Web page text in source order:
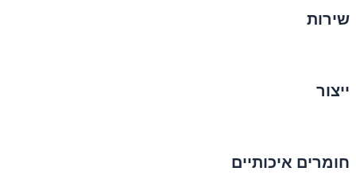
שירות
ייצור
חומרים איכותיים